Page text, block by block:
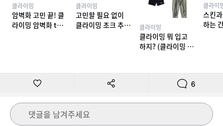
클라이밍
암벽화 고민 끝! 클
라이밍 암벽화 top
클라이밍
고민할 필요 없이
클라이밍 초크 추천
클라이밍
클라이밍 뭐 입고
하지? (클라이밍 복
클라이
스킨
하는
6
댓글을 남겨주세요